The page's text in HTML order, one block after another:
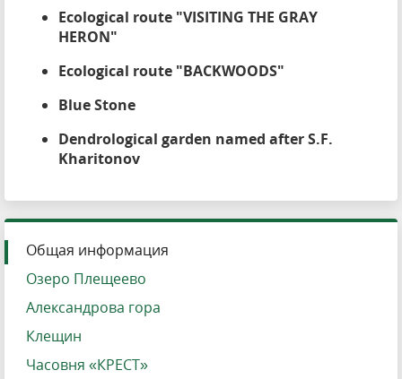
Ecological route "VISITING THE GRAY
HERON"
Ecological route "BACKWOODS"
Blue Stone
Dendrological garden named after S.F.
Kharitonov
Общая информация
Озеро Плещеево
Александрова гора
Клещин
Часовня «КРЕСТ»